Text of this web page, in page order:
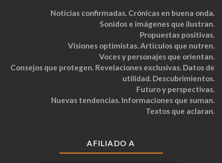
Noticias confirmadas. Crónicas en buena onda.
Sonidos e imágenes que ilustran.
Propuestas positivas.
Visiones optimistas. Artículos que nutren.
Voces y personajes que orientan.
Consejos que protegen. Revelaciones exclusivas. Datos de
utilidad. Descubrimientos.
Futuro y perspectivas.
Nuevas tendencias. Informaciones que suman.
Textos que aclaran.
AFILIADO A